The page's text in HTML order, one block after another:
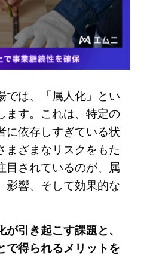
では、「属人化」とい
ます。これは、特定の
に依存しすぎている状
まざまなリスクをもた
目されているのが、属
影響、そして効果的な
引き起こす課題と、
で得られるメリットを